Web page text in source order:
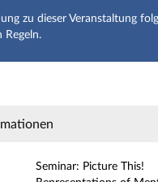
Hauptnavigation
This!
Seminar: Picture This!
zu dieser Veranstaltung
Regeln.